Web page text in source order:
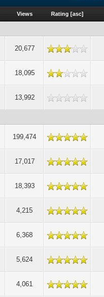
Views Rating [asc]
20,677
18,095
13,992
199,474
17,017
18,393
4,215
6,368
5,624
4,061